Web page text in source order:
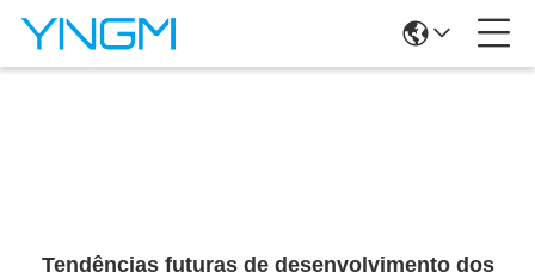
Tendências futuras de desenvolvimento dos